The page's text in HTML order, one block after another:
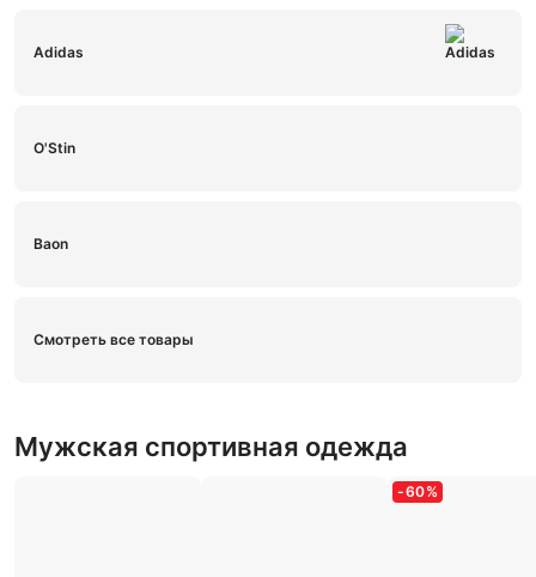
Adidas
O'Stin
Baon
Смотреть все товары
Мужская спортивная одежда
-60%